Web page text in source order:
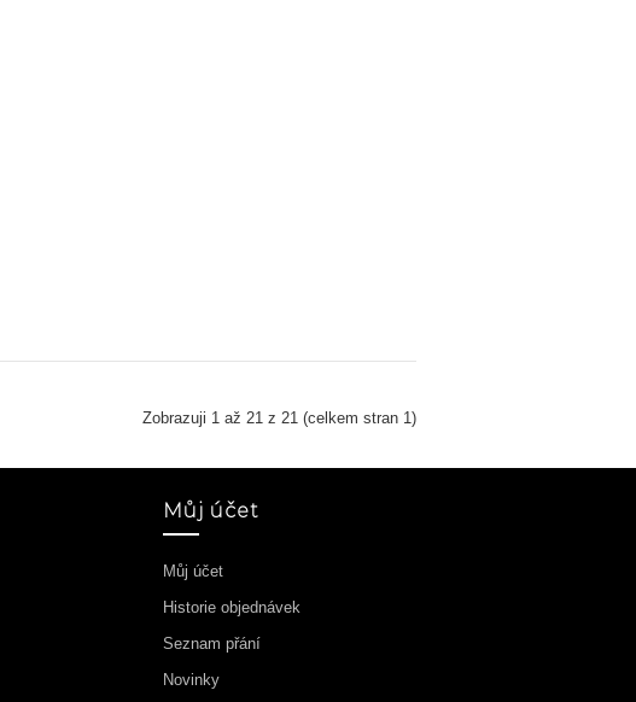
Zobrazuji 1 až 21 z 21 (celkem stran 1)
Můj účet
Můj účet
Historie objednávek
Seznam přání
Novinky